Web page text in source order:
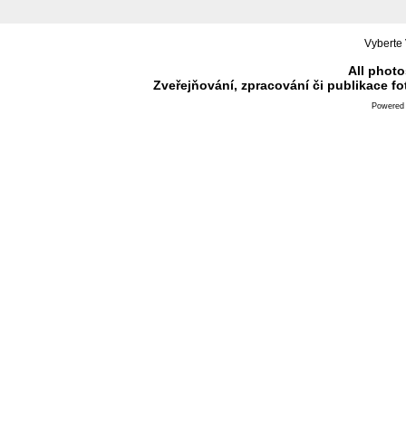
Vyberte
All
Zveřejňování, zpracování či publikace